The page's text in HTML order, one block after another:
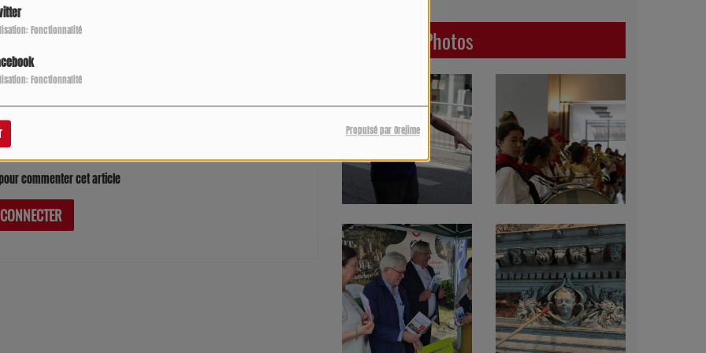
Fonctionnalité
Fonctionnalité
Propulsé par Orejime
commenter cet article
Dernières Photos